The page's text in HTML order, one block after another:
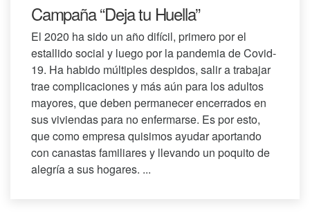
Campaña “Deja tu Huella”
El 2020 ha sido un año difícil, primero por el
estallido social y luego por la pandemia de Covid-
19. Ha habido múltiples despidos, salir a trabajar
trae complicaciones y más aún para los adultos
mayores, que deben permanecer encerrados en
sus viviendas para no enfermarse. Es por esto,
que como empresa quisimos ayudar aportando
con canastas familiares y llevando un poquito de
alegría a sus hogares. ...